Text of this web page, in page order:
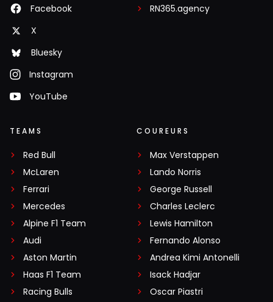
Facebook
X
Bluesky
Instagram
YouTube
RN365.agency
TEAMS
Red Bull
McLaren
Ferrari
Mercedes
Alpine F1 Team
Audi
Aston Martin
Haas F1 Team
Racing Bulls
COUREURS
Max Verstappen
Lando Norris
George Russell
Charles Leclerc
Lewis Hamilton
Fernando Alonso
Andrea Kimi Antonelli
Isack Hadjar
Oscar Piastri